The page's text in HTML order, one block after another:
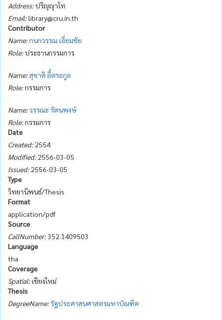
Address:ปริญญาโท
Email:library@cru.in.th
Contributor
Name:กนกวรรณ เอี่ยมชัย
Role:ประธานกรรมการ
Name:สุชาติ ลี้ตระกูล
Role:กรรมการ
Name:วรรณะ รัตนพงษ์
Role:กรรมการ
Date
Created: 2554
Modified: 2556-03-05
Issued: 2556-03-05
Type
วิทยานิพนธ์/Thesis
Format
application/pdf
Source
CallNumber:352.1409503
Language
tha
Coverage
Spatial:เชียงใหม่
Thesis
DegreeName: รัฐประศาสนศาสตรมหาบัณฑิต